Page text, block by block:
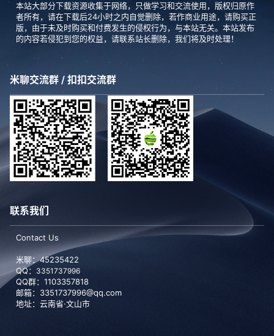
本站大部分下载资源收集于网络，只做学习和交流使用，版权归原作
者所有，请在下载后24小时之内自觉删除，若作商业用途，请购买正
版，由于未及时购买和付费发生的侵权行为，与本站无关。本站发布
的内容若侵犯到您的权益，请联系站长删除，我们将及时处理！
米聊交流群 / 扣扣交流群
联系我们
Contact Us
米聊：45235422
QQ： 3351737996
QQ群：1103357818
邮箱：3351737996@qq.com
地址：云南省·文山市